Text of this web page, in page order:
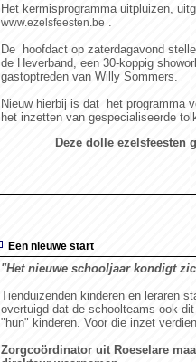
Het kermisprogramma uitpluizen,
www.ezelsfeesten.be
De hoofdact op zaterdagavond
de Heverband, een 30-koppig
gastoptreden van Willy Sommers.
Nieuw hierbij is dat het programma
het inzetten van gespecialiseerde
Deze dolle ezelsfeesten
Een nieuwe start
"Het nieuwe schooljaar kondigt
Tienduizenden kinderen en leraren
overtuigd dat de schoolteams ook
"hun" kinderen. Voor die inzet
Zorgcoördinator uit Roeselare